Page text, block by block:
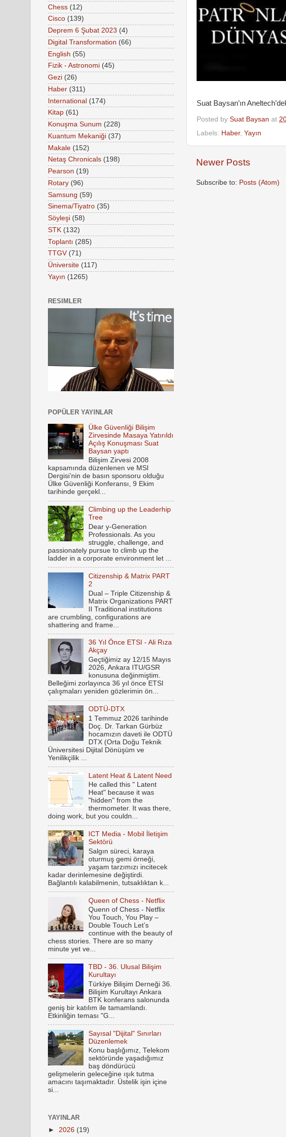
Suat Baysan’ın
Posted by Suat Baysan at
Labels: Haber, Yayın
Newer Posts
Subscribe to: Posts (Atom)
Chess (12)
Cisco (139)
Deprem 6 Şubat 2023 (4)
Digital Transformation (66)
English (55)
Fizik - Astronomi (45)
Gezi (26)
Haber (311)
International (174)
Kitap (61)
Konuşma Sunum (228)
Kuantum Mekaniği (37)
Makale (152)
Netaş Chronicals (198)
Pearson (19)
Rotary (96)
Samsung (59)
Sinema/Tiyatro (35)
Söyleşi (58)
STK (132)
Toplantı (285)
TTGV (71)
Üniversite (117)
Yayın (1265)
RESIMLER
POPÜLER YAYINLAR
Ülke Güvenliği Bilişim
Zirvesinde Masaya Yatırıldı
Açılış Konuşması Suat
Baysan yaptı
Bilişim Zirvesi 2008
kapsamında düzenlenen ve MSI
Dergisi’nin de basın sponsoru olduğu
Ülke Güvenliği Konferansı, 9 Ekim
tarihinde gerçekl...
Climbing up the Leaderhip
Tree
Dear y-Generation
Professionals. As you
struggle, challenge, and
passionately pursue to climb up the
ladder in a corporate environment let ...
Citizenship & Matrix PART
2
Dual – Triple Citizenship &
Matrix Organizations PART
II Traditional institutions
are crumbling, configurations are
shattering and frame...
36 Yıl Önce ETSI - Ali Rıza
Akçay
Geçtiğimiz ay 12/15 Mayıs
2026, Ankara ITU/GSR
konusuna değinmiştim.
Belleğimi zorlayınca 36 yıl önce ETSI
çalışmaları yeniden gözlerimin ön...
ODTÜ-DTX
1 Temmuz 2026 tarihinde
Doç. Dr. Tarkan Gürbüz
hocamızın daveti ile ODTÜ
DTX (Orta Doğu Teknik
Üniversitesi Dijital Dönüşüm ve
Yenilikçilik ...
Latent Heat & Latent Need
He called this " Latent
Heat" because it was
"hidden" from the
thermometer. It was there,
doing work, but you couldn...
ICT Media - Mobil İletişim
Sektörü
Salgın süreci, karaya
oturmuş gemi örneği,
yaşam tarzımızı incitecek
kadar derinlemesine değiştirdi.
Bağlantılı kalabilmenin, tutsaklıktan k...
Queen of Chess - Netflix
Quenn of Chess - Netflix
You Touch, You Play –
Double Touch Let’s
continue with the beauty of
chess stories. There are so many
minute yet ve...
TBD - 36. Ulusal Bilişim
Kurultayı
Türkiye Bilişim Derneği 36.
Bilişim Kurultayı Ankara
BTK konferans salonunda
geniş bir katılım ile tamamlandı.
Etkinliğin teması "G...
Sayısal "Dijital" Sınırları
Düzenlemek
Konu başlığımız, Telekom
sektöründe yaşadığımız
baş döndürücü
gelişmelerin geleceğine ışık tutma
amacını taşımaktadır. Üstelik işin içine
si...
YAYINLAR
► 2026 (19)